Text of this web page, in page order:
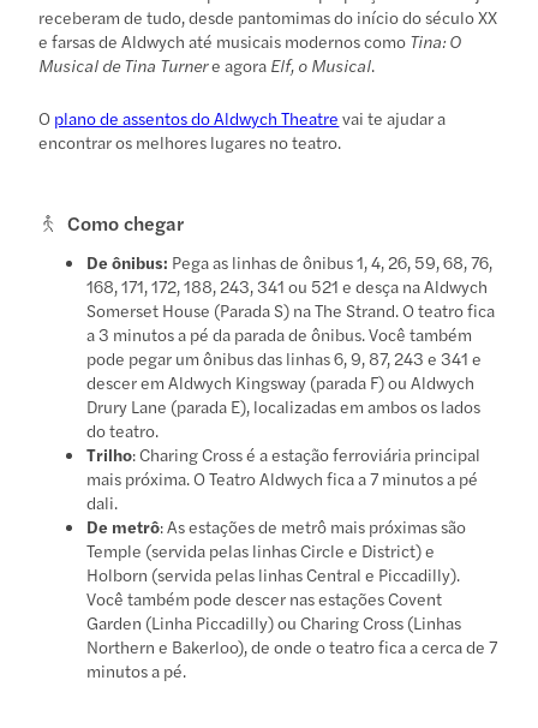
receberam de tudo, desde pantomimas do início do século XX
e farsas de Aldwych até musicais modernos como Tina: O
Musical de Tina Turnere agora Elf, o Musical.
O plano de assentos do Aldwych Theatre vai te ajudar a
encontrar os melhores lugares no teatro.
Como chegar
De ônibus: Pega as linhas de ônibus 1, 4, 26, 59, 68, 76,
168, 171, 172, 188, 243, 341 ou 521 e desça na Aldwych
Somerset House (Parada S) na The Strand. O teatro fica
a 3 minutos a pé da parada de ônibus. Você também
pode pegar um ônibus das linhas 6, 9, 87, 243 e 341 e
descer em Aldwych Kingsway (parada F) ou Aldwych
Drury Lane (parada E), localizadas em ambos os lados
do teatro.
Trilho: Charing Cross é a estação ferroviária principal
mais próxima. O Teatro Aldwych fica a 7 minutos a pé
dali.
De metrô: As estações de metrô mais próximas são
Temple (servida pelas linhas Circle e District) e
Holborn (servida pelas linhas Central e Piccadilly).
Você também pode descer nas estações Covent
Garden (Linha Piccadilly) ou Charing Cross (Linhas
Northern e Bakerloo), de onde o teatro fica a cerca de 7
minutos a pé.